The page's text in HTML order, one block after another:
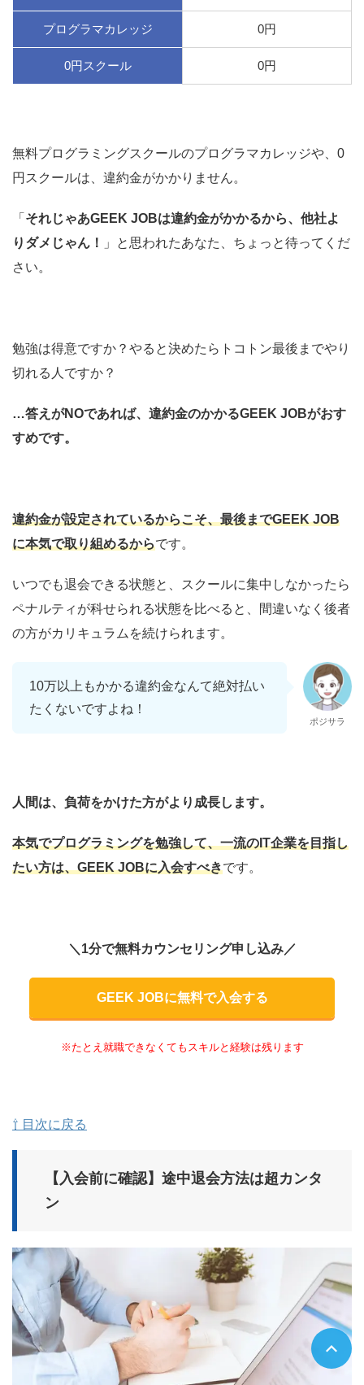
プログラマカレッジ 0円
0円スクール 0円
無料プログラミングスクールのプログラマカレッジや、0
円スクールは、違約金がかかりません。
「 それじゃあGEEK JOBは違約金がかかるから、他社よ
りダメじゃん！
」と思われたあなた、ちょっと待ってくだ
さい。
勉強は得意ですか？やると決めたらトコトン最後までやり
切れる人ですか？
…答えがNOであれば、違約金のかかるGEEK JOBがおす
すめです。
違約金が設定されているからこそ、最後までGEEK JOB
に本気で取り組めるからです。
いつでも退会できる状態と、スクールに集中しなかったら
ペナルティが科せられる状態を比べると、間違いなく後者
の方がカリキュラムを続けられます。
10万以上もかかる違約金なんて絶対払い
たくないですよね！
ポジサラ
人間は、負荷をかけた方がより成長します。
本気でプログラミングを勉強して、一流のIT企業を目指し
たい方は、GEEK JOBに入会すべきです。
＼1分で無料カウンセリング申し込み／
GEEK JOBに無料で入会する
※たとえ就職できなくてもスキルと経験は残ります
⇧ 目次に戻る
【入会前に確認】途中退会方法は超カンタ
ン